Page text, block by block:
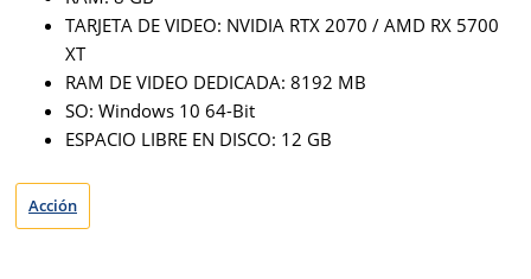
TARJETA DE VIDEO: NVIDIA RTX 2070 / AMD RX 5700
XT
RAM DE VIDEO DEDICADA: 8192 MB
SO: Windows 10 64-Bit
ESPACIO LIBRE EN DISCO: 12 GB
Acción